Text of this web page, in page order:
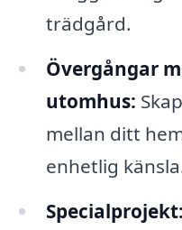
trädgård.
Övergångar
utomhus:
mellan ditt
enhetlig
Specialprojekt: